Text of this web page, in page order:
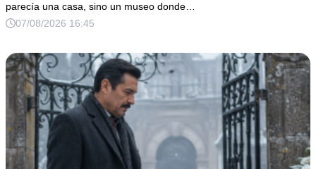
parecía una casa, sino un museo donde…
07/08/2026 16:45